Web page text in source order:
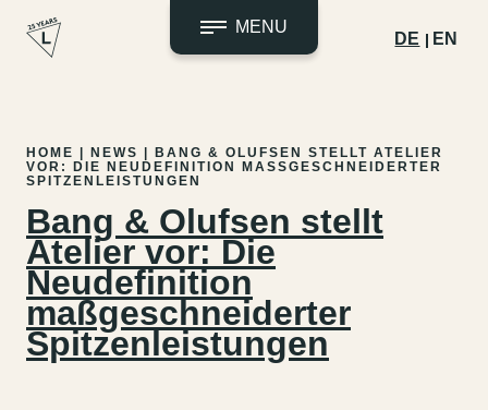
springen
MENU
DE EN
HOME NEWS
BANG & OLUFSEN STELLT ATELIER
VOR: DIE NEUDEFINITION MASSGESCHNEIDERTER S
PITZENLEISTUNGEN
Bang & Olufsen stellt
Atelier vor: Die
Neudefinition
maßgeschneiderter
Spitzenleistungen